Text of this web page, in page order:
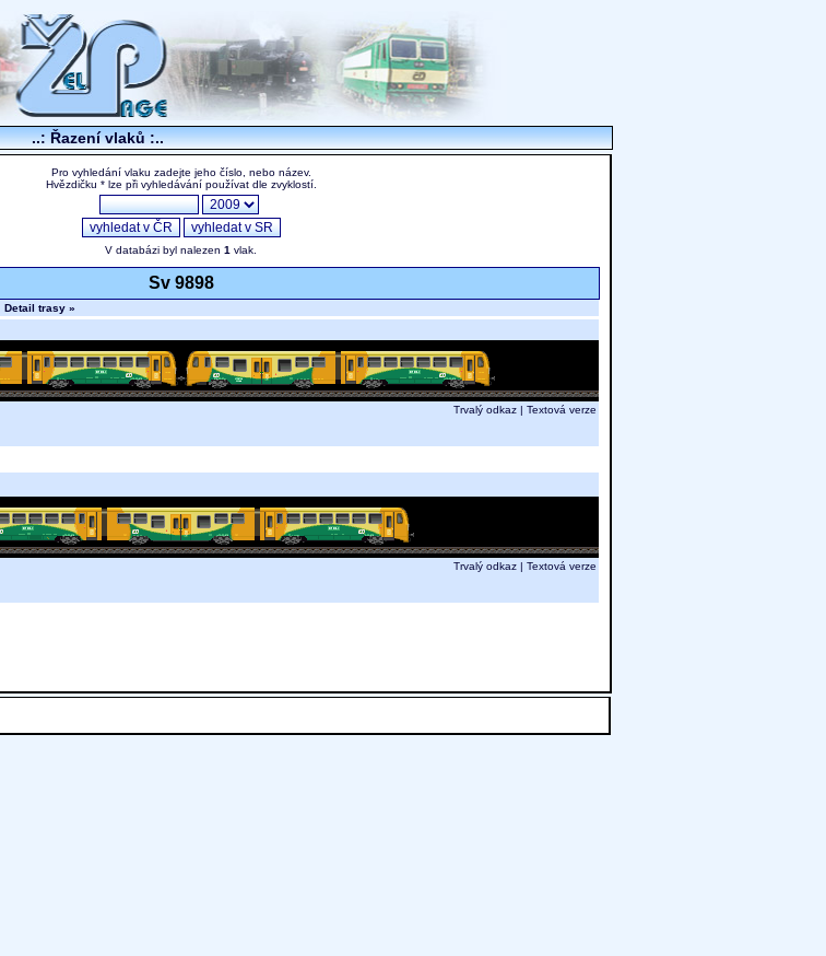
..: Řazení vlaků :..
Pro vyhledání vlaku zadejte jeho číslo, nebo název.
Hvězdičku * lze při vyhledávání používat dle zvyklostí.
V databázi byl nalezen 1 vlak.
Sv 9898
Detail trasy »
Trvalý odkaz | Textová verze
Trvalý odkaz | Textová verze